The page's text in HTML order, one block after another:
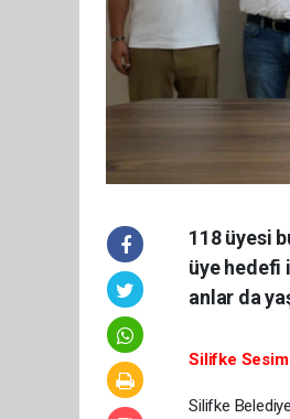
118 üyesi
üye hedefi
anlar da
Silifke
Silifke